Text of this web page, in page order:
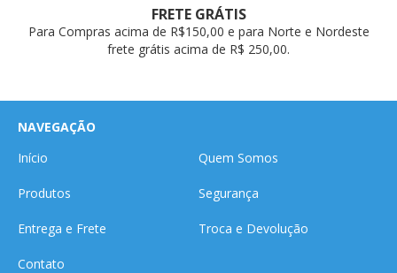
FRETE GRÁTIS
Para Compras acima de R$150,00 e para Norte e Nordeste
frete grátis acima de R$ 250,00.
NAVEGAÇÃO
Início
Quem Somos
Produtos Segurança
Entrega e Frete Troca e Devolução
Contato